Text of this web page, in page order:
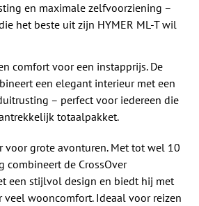
en maximale zelfvoorziening –
het beste uit zijn HYMER ML-T wil
comfort voor een instapprijs. De
een elegant interieur met een
– perfect voor iedereen die
totaalpakket.
voor grote avonturen. Met tot wel 10
combineert de CrossOver
een stijlvol design en biedt hij met
veel wooncomfort. Ideaal voor reizen